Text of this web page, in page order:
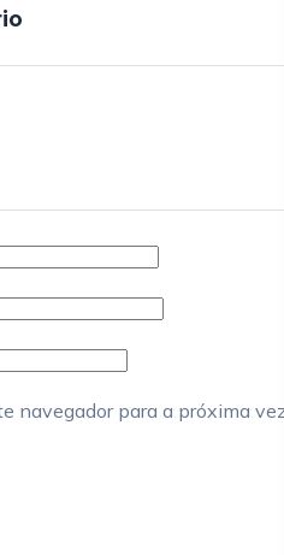
navegador para a próxima